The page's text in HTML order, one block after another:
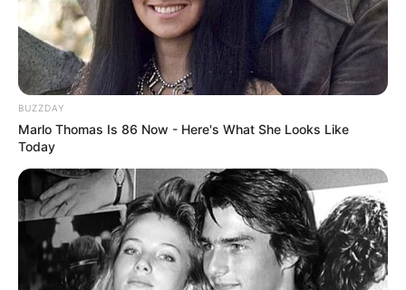
BUZZDAY
Marlo Thomas Is 86 Now - Here's What She Looks Like
Today